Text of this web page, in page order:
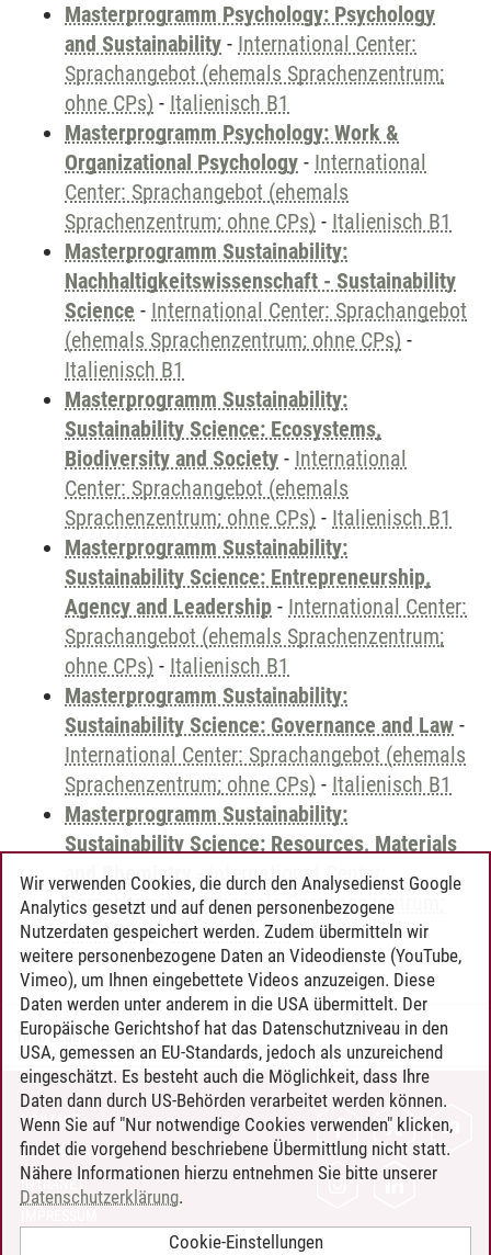
Masterprogramm Psychology: Psychology
and Sustainability - International Center:
Sprachangebot (ehemals Sprachenzentrum;
ohne CPs) - Italienisch B1
Masterprogramm Psychology: Work &
Organizational Psychology - International
Center: Sprachangebot (ehemals
Sprachenzentrum; ohne CPs) - Italienisch B1
Masterprogramm Sustainability:
Nachhaltigkeitswissenschaft - Sustainability
Science - International Center: Sprachangebot
(ehemals Sprachenzentrum; ohne CPs) -
Italienisch B1
Masterprogramm Sustainability:
Sustainability Science: Ecosystems,
Biodiversity and Society - International
Center: Sprachangebot (ehemals
Sprachenzentrum; ohne CPs) - Italienisch B1
Masterprogramm Sustainability:
Sustainability Science: Entrepreneurship,
Agency and Leadership - International Center:
Sprachangebot (ehemals Sprachenzentrum;
ohne CPs) - Italienisch B1
Masterprogramm Sustainability:
Sustainability Science: Governance and Law -
International Center: Sprachangebot (ehemals
Sprachenzentrum; ohne CPs) - Italienisch B1
Masterprogramm Sustainability:
Sustainability Science: Resources, Materials
and Chemistry -International Center:
Sprachangebot (ehemals Sprachenzentrum;
ohne CPs)-Italienisch B1
Timo Leder/30.06.2024
KONTAKT
LEUPHANA ALS ARBEITGEBER
INTRANET
Wir verwenden Cookies, die durch den Analysedienst Google
Analytics gesetzt und auf denen personenbezogene
Nutzerdaten gespeichert werden. Zudem übermitteln wir
weitere personenbezogene Daten an Videodienste (YouTube,
Vimeo), um Ihnen eingebettete Videos anzuzeigen. Diese
Daten werden unter anderem in die USA übermittelt. Der
Europäische Gerichtshof hat das Datenschutzniveau in den
USA, gemessen an EU-Standards, jedoch als unzureichend
eingeschätzt. Es besteht auch die Möglichkeit, dass Ihre
Daten dann durch US-Behörden verarbeitet werden können.
Wenn Sie auf "Nur notwendige Cookies verwenden" klicken,
findet die vorgehend beschriebene Übermittlung nicht statt.
Nähere Informationen hierzu entnehmen Sie bitte unserer
Datenschutzerklärung.
Cookie-Einstellungen